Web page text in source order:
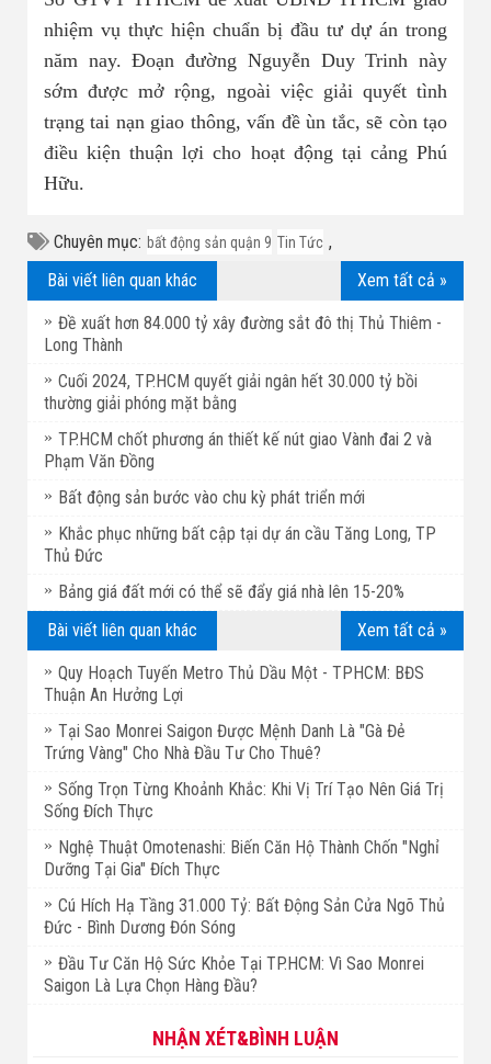
nhiệm vụ thực hiện chuẩn bị đầu tư dự án trong
năm nay. Đoạn đường Nguyễn Duy Trinh này
sớm được mở rộng, ngoài việc giải quyết tình
trạng tai nạn giao thông, vấn đề ùn tắc, sẽ còn tạo
điều kiện thuận lợi cho hoạt động tại cảng Phú
Hữu.
Chuyên mục: bất động sản quận 9 ,
Tin Tức
Xem tất cả »
Bài viết liên quan khác
Đề xuất hơn 84.000 tỷ xây đường sắt đô thị Thủ Thiêm -
Long Thành
Cuối 2024, TP.HCM quyết giải ngân hết 30.000 tỷ bồi
thường giải phóng mặt bằng
TP.HCM chốt phương án thiết kế nút giao Vành đai 2 và
Phạm Văn Đồng
Bất động sản bước vào chu kỳ phát triển mới
Khắc phục những bất cập tại dự án cầu Tăng Long, TP
Thủ Đức
Bảng giá đất mới có thể sẽ đẩy giá nhà lên 15-20%
Xem tất cả »
Bài viết liên quan khác
Quy Hoạch Tuyến Metro Thủ Dầu Một - TPHCM: BĐS
Thuận An Hưởng Lợi
Tại Sao Monrei Saigon Được Mệnh Danh Là "Gà Đẻ
Trứng Vàng" Cho Nhà Đầu Tư Cho Thuê?
Sống Trọn Từng Khoảnh Khắc: Khi Vị Trí Tạo Nên Giá Trị
Sống Đích Thực
Nghệ Thuật Omotenashi: Biến Căn Hộ Thành Chốn "Nghỉ
Dưỡng Tại Gia" Đích Thực
Cú Hích Hạ Tầng 31.000 Tỷ: Bất Động Sản Cửa Ngõ Thủ
Đức - Bình Dương Đón Sóng
Đầu Tư Căn Hộ Sức Khỏe Tại TP.HCM: Vì Sao Monrei
Saigon Là Lựa Chọn Hàng Đầu?
NHẬN XÉT&BÌNH LUẬN